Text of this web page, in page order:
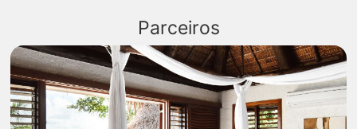
Parceiros